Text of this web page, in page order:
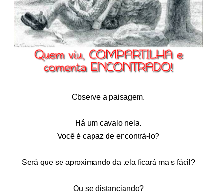
Observe a paisagem.
Há um cavalo nela.
Você é capaz de encontrá-lo?
Será que se aproximando da tela ficará mais fácil?
Ou se distanciando?